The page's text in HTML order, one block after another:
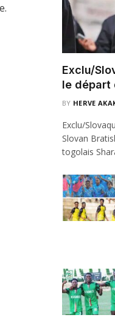
Exclu/
le départ
BY HERVE
Exclu/
Slovan
togolais